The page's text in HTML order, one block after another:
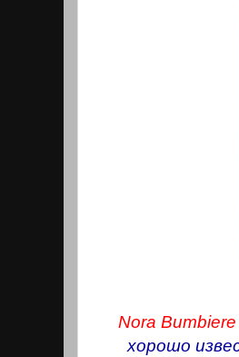
Nora Bumbiere
хорошо